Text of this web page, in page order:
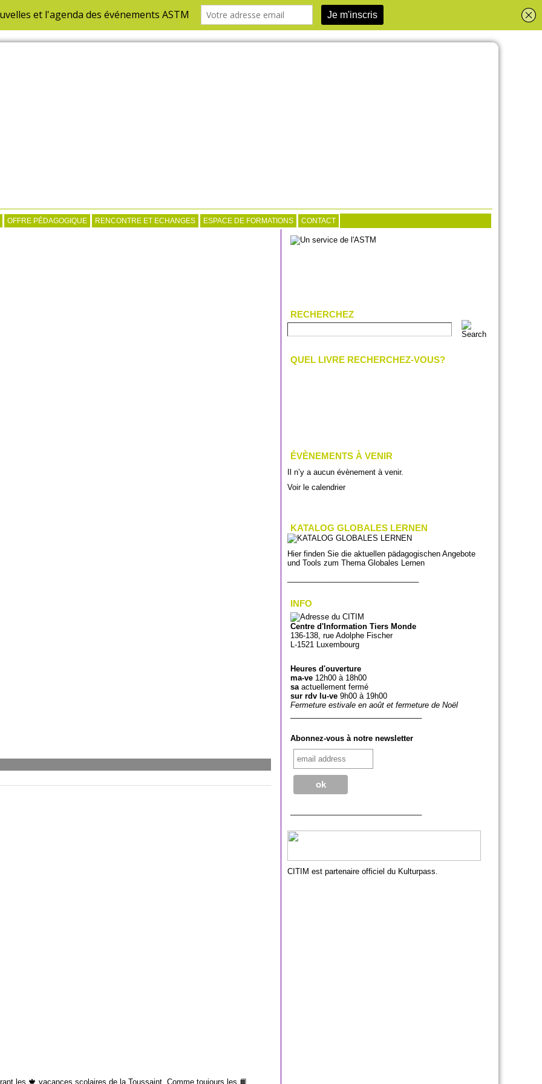
OFFRE PÉDAGOGIQUE RENCONTRE ET ECHANGES ESPACE DE FORMATIONS CONTACT
les 🍁 vacances scolaires de la Toussaint. Comme toujours les 📙
RECHERCHEZ
QUEL LIVRE RECHERCHEZ-VOUS?
ÉVÈNEMENTS À VENIR
Il n’y a aucun évènement à venir.
Voir le calendrier
KATALOG GLOBALES LERNEN
Hier finden Sie die aktuellen pädagogischen Angebote
und Tools zum Thema Globales Lernen
INFO
Centre d'Information Tiers Monde
136-138, rue Adolphe Fischer
L-1521 Luxembourg
Heures d'ouverture
ma-ve 12h00 à 18h00
saactuellement fermé
sur rdv lu-ve 9h00 à 19h00
Fermeture estivale en août et fermeture de Noël
Abonnez-vous à notre newsletter
CITIM est partenaire officiel du Kulturpass.